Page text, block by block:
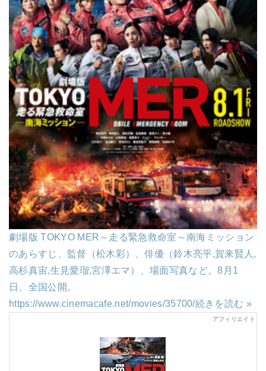
劇場版 TOKYO MER～走る緊急救命室～南海ミッション
のあらすじ、監督（松木彩）、俳優（鈴木亮平,賀来賢人,
高杉真宙,生見愛瑠,宮澤エマ）、場面写真など。8月1
日、全国公開。
https://www.cinemacafe.net/movies/35700/続きを読む »